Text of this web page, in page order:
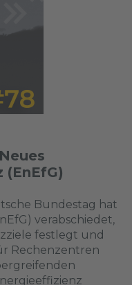
Bundestag hat
verabschiedet,
festlegt und
Rechenzentren